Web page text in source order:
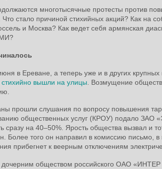
многотысячные протесты против
Что стало причиной стихийных акций? Как на
и Москва? Как ведет себя армянская
в Ереване, а теперь уже и в других
стихийно вышли на улицы . Возмущение
прошли слушания по вопросу повышения
общественных услуг (КРОУ) подало ЗАО
на 40–50%. Ярость общества вызвал и
Более того он направил в комиссию письмо, в
прибегнет к веерным отключениям
дочерним обществом российского ОАО